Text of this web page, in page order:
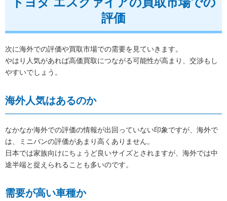
評価
次に海外での評価や買取市場での需要を見ていきます。
やはり人気があれば高価買取につながる可能性が高まり、交渉もし
やすいでしょう。
海外人気はあるのか
なかなか海外での評価の情報が出回っていない印象ですが、海外で
は、ミニバンの評価があまり高くありません。
日本では家族向けにちょうど良いサイズとされますが、海外では中
途半端と捉えられることも多いのです。
需要が高い車種か